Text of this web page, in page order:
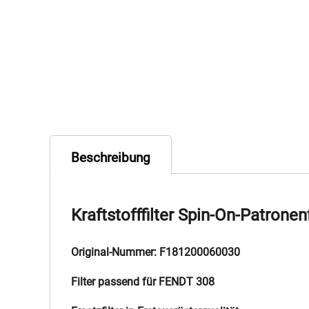
Beschreibung
Kraftstofffilter Spin-On-
Original-Nummer: F181200060030
Filter passend für FENDT 308